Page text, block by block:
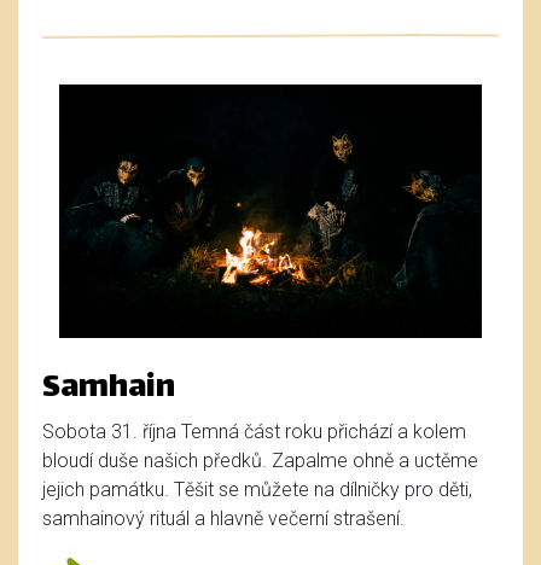
Samhain
Sobota 31. října Temná část roku přichází a kolem
bloudí duše našich předků. Zapalme ohně a uctěme
jejich památku. Těšit se můžete na dílničky pro děti,
samhainový rituál a hlavně večerní strašení.